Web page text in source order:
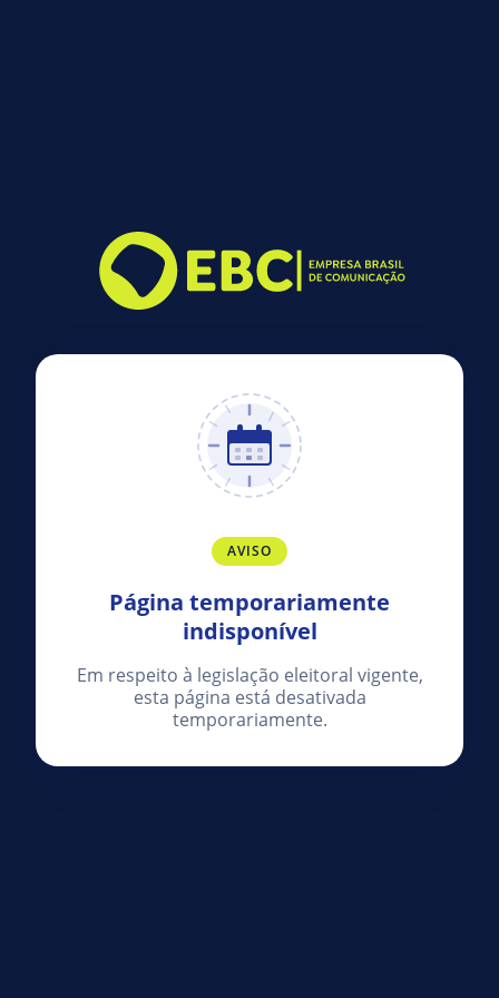
AVISO
Página temporariamente
indisponível
Em respeito à legislação eleitoral vigente,
esta página está desativada
temporariamente.